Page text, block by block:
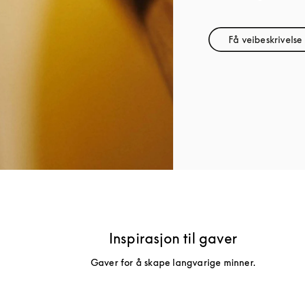
Få veibeskrivelse
Link
Inspirasjon til gaver
Gaver for å skape langvarige minner.